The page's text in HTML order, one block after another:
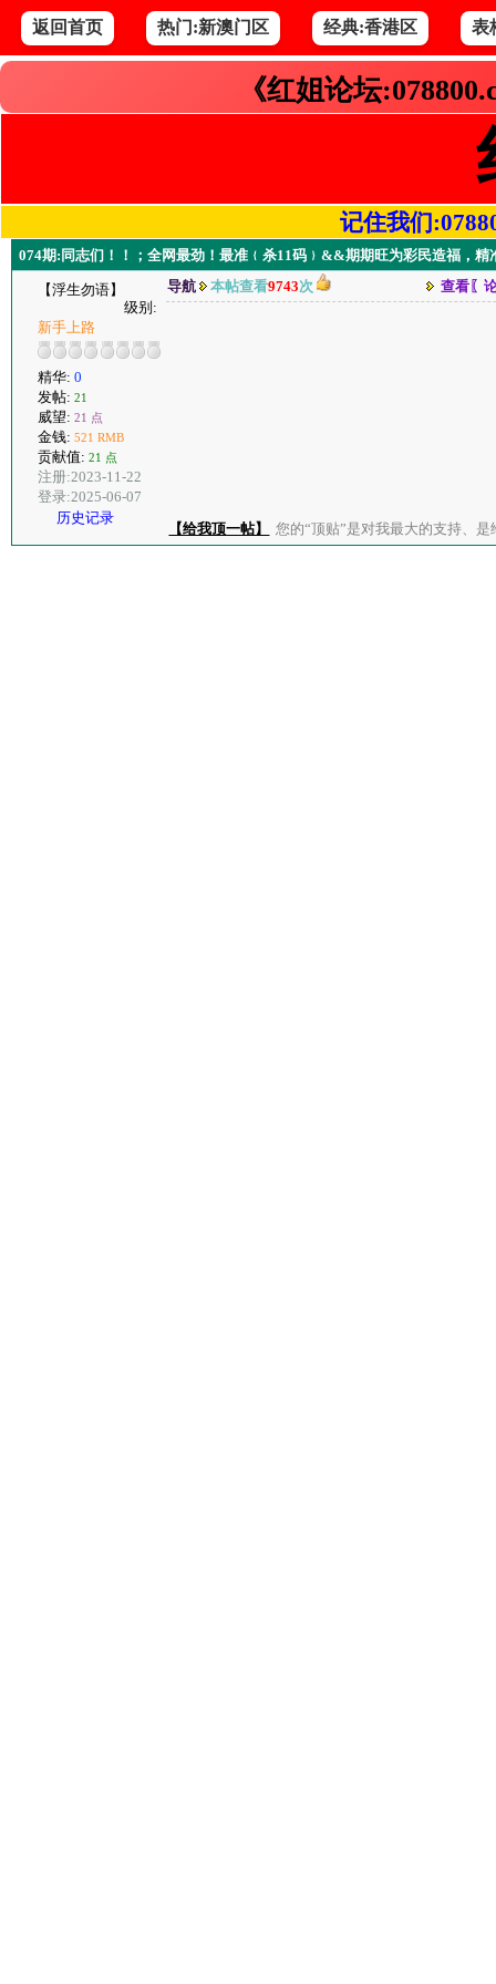
返回首页 热门:新澳门区 经典:香港区 表
《红姐论坛
记住我们
074期:同志们！！；全网最劲！最准﹛杀11码﹜&&期期旺为彩民造福，精
【浮生勿语】
级别:
新手上路
精华: 0
发帖: 21
威望: 21 点
金钱: 521 RMB
贡献值: 21 点
注册:2023-11-22
登录:2025-06-07
历史记录
导航 本帖查看9743次 查看〖
【给我顶一帖】 您的“顶贴”是对我最大的支持、